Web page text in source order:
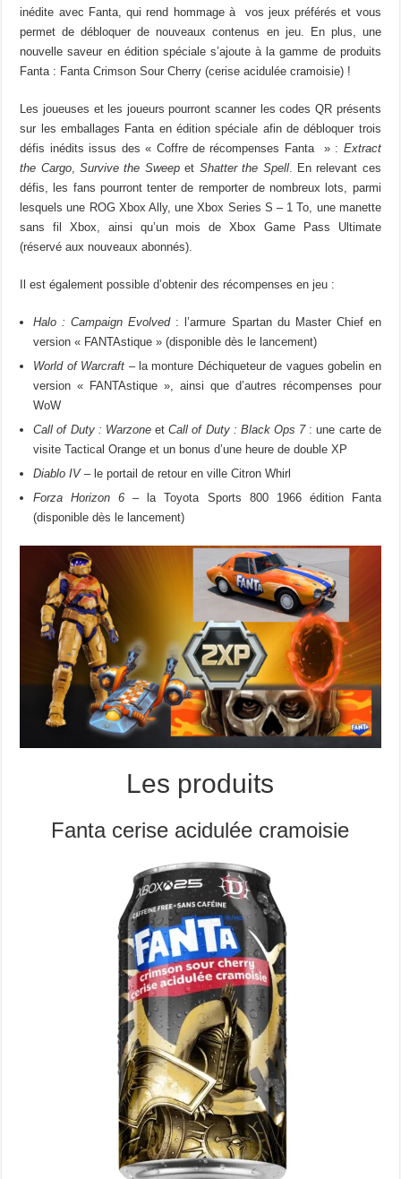
inédite avec Fanta, qui rend hommage à vos jeux préférés et vous
permet de débloquer de nouveaux contenus en jeu. En plus, une
nouvelle saveur en édition spéciale s’ajoute à la gamme de produits
Fanta : Fanta Crimson Sour Cherry (cerise acidulée cramoisie) !
Les joueuses et les joueurs pourront scanner les codes QR présents
sur les emballages Fanta en édition spéciale afin de débloquer trois
défis inédits issus des « Coffre de récompenses Fanta » : Extract
the Cargo,Survive the Sweepet Shatter the Spell. En relevant ces
défis, les fans pourront tenter de remporter de nombreux lots, parmi
lesquels une ROG Xbox Ally, une Xbox Series S – 1 To, une manette
sans fil Xbox, ainsi qu’un mois de Xbox Game Pass Ultimate
(réservé aux nouveaux abonnés).
Il est également possible d’obtenir des récompenses en jeu :
Halo : Campaign Evolved: l’armure Spartan du Master Chief en
version « FANTAstique » (disponible dès le lancement)
World of Warcraft – la monture Déchiqueteur de vagues gobelin en
version « FANTAstique », ainsi que d’autres récompenses pour
WoW
Call of Duty : WarzoneetCall of Duty : Black Ops 7: une carte de
visite Tactical Orange et un bonus d’une heure de double XP
Diablo IV– le portail de retour en ville Citron Whirl
Forza Horizon 6 – la Toyota Sports 800 1966 édition Fanta
(disponible dès le lancement)
Les produits
Fanta cerise acidulée cramoisie